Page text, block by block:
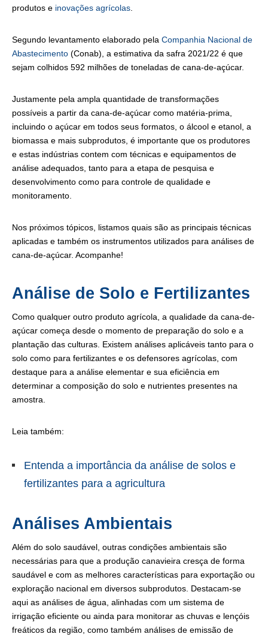
produtos e inovações agrícolas
Segundo levantamento elaborado pela Companhia Nacional de
Abastecimento (Conab), a estimativa da safra 2021/22 é que
sejam colhidos 592 milhões de toneladas de cana-de-açúcar.
Justamente pela ampla quantidade de transformações
possíveis a partir da cana-de-açúcar como matéria-prima,
incluindo o açúcar em todos seus formatos, o álcool e etanol, a
biomassa e mais subprodutos, é importante que os produtores
e estas indústrias contem com técnicas e equipamentos de
análise adequados, tanto para a etapa de pesquisa e
desenvolvimento como para controle de qualidade e
monitoramento.
Nos próximos tópicos, listamos quais são as principais técnicas
aplicadas e também os instrumentos utilizados para análises de
cana-de-açúcar. Acompanhe!
Análise de Solo e Fertilizantes
Como qualquer outro produto agrícola, a qualidade da cana-de-
açúcar começa desde o momento de preparação do solo e a
plantação das culturas. Existem análises aplicáveis tanto para o
solo como para fertilizantes e os defensores agrícolas, com
destaque para a análise elementar e sua eficiência em
determinar a composição do solo e nutrientes presentes na
amostra.
Leia também:
Entenda a importância da análise de solos e
fertilizantes para a agricultura
Análises Ambientais
Além do solo saudável, outras condições ambientais são
necessárias para que a produção canavieira cresça de forma
saudável e com as melhores características para exportação ou
exploração nacional em diversos subprodutos. Destacam-se
aqui as análises de água, alinhadas com um sistema de
irrigação eficiente ou ainda para monitorar as chuvas e lençóis
freáticos da região, como também análises de emissão de